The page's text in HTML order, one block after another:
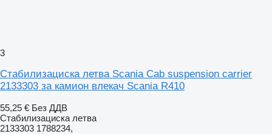
3
Стабилизациска летва Scania Cab suspension carrier
2133303 за камион влекач Scania R410
55,25 € Без ДДВ
Стабилизациска летва
2133303 1788234,